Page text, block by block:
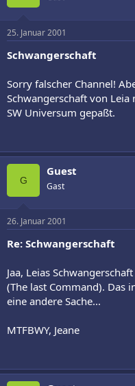
25. Januar 2001
Schwangerschaft
Sorry falscher Channel!
Schwangerschaft von
SW Universum gepaßt.
G
Guest
Gast
26. Januar 2001
Re: Schwangerschaft
Jaa, Leias
(The last Command). Das
eine andere Sache...
MTFBWY, Jeane